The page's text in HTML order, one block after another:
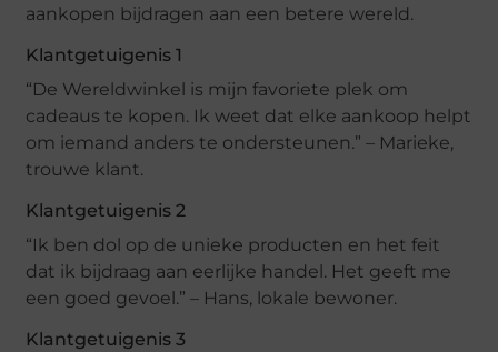
aankopen bijdragen aan een betere wereld.
Klantgetuigenis 1
“De Wereldwinkel is mijn favoriete plek om
cadeaus te kopen. Ik weet dat elke aankoop helpt
om iemand anders te ondersteunen.” – Marieke,
trouwe klant.
Klantgetuigenis 2
“Ik ben dol op de unieke producten en het feit
dat ik bijdraag aan eerlijke handel. Het geeft me
een goed gevoel.” – Hans, lokale bewoner.
Klantgetuigenis 3